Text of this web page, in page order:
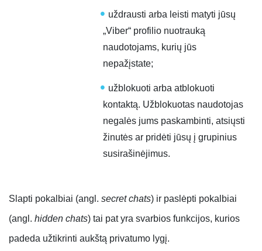
uždrausti arba leisti matyti jūsų
„Viber“ profilio nuotrauką
naudotojams, kurių jūs
nepažįstate;
užblokuoti arba atblokuoti
kontaktą. Užblokuotas naudotojas
negalės jums paskambinti, atsiųsti
žinutės ar pridėti jūsų į grupinius
susirašinėjimus.
Slapti pokalbiai (angl. secret chats) ir paslėpti pokalbiai
(angl. hidden chats) tai pat yra svarbios funkcijos, kurios
padeda užtikrinti aukštą privatumo lygį.